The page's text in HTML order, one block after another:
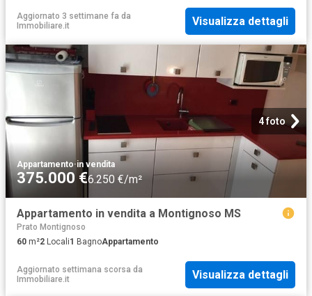
Aggiornato 3 settimane fa da
Immobiliare.it
Visualizza dettagli
4 foto
Appartamento·in vendita
375.000 €6.250 €/m²
Appartamento in vendita a Montignoso MS
Prato Montignoso
60 m²2 Locali1 BagnoAppartamento
Aggiornato settimana scorsa da
Immobiliare.it
Visualizza dettagli